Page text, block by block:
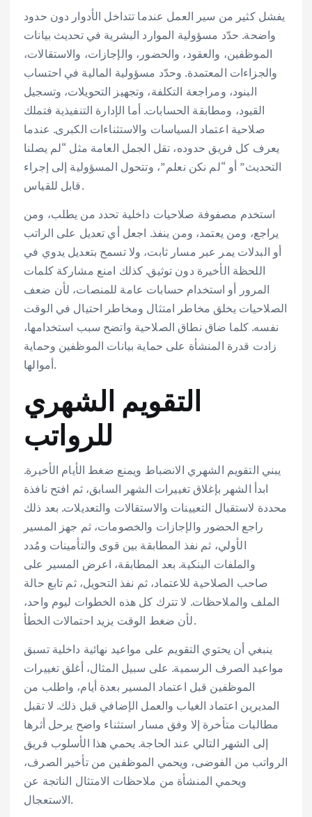
يفشل كثير من سير العمل عندما تتداخل الأدوار دون حدود
واضحة. حدّد مسؤولية الموارد البشرية في تحديث بيانات
الموظفين، والعقود، والحضور، والإجازات، والاستقالات،
والجزاءات المعتمدة. وحدّد مسؤولية المالية في احتساب
البنود، ومراجعة التكلفة، وتجهيز التحويلات، وتسجيل
القيود، ومطابقة الحسابات. أما الإدارة التنفيذية فتملك
صلاحية اعتماد السياسات والاستثناءات الكبرى. عندما
يعرف كل فريق حدوده، تقل الجمل العامة مثل “لم يصلنا
التحديث” أو “لم نكن نعلم”، وتتحول المسؤولية إلى إجراء
قابل للقياس.
استخدم مصفوفة صلاحيات داخلية تحدد من يطلب، ومن
يراجع، ومن يعتمد، ومن ينفذ. اجعل أي تعديل على الراتب
أو البدلات يمر عبر مسار ثابت، ولا تسمح بتعديل يدوي في
اللحظة الأخيرة دون توثيق. كذلك امنع مشاركة كلمات
المرور أو استخدام حسابات عامة للمنصات، لأن ضعف
الصلاحيات يخلق مخاطر امتثال ومخاطر احتيال في الوقت
نفسه. كلما ضاق نطاق الصلاحية واتضح سبب استخدامها،
زادت قدرة المنشأة على حماية بيانات الموظفين وحماية
أموالها.
التقويم الشهري
للرواتب
يبني التقويم الشهري الانضباط ويمنع ضغط الأيام الأخيرة.
ابدأ الشهر بإغلاق تغييرات الشهر السابق، ثم افتح نافذة
محددة لاستقبال التعيينات والاستقالات والتعديلات. بعد ذلك
راجع الحضور والإجازات والخصومات، ثم جهز المسير
الأولي، ثم نفذ المطابقة بين قوى والتأمينات ومُدد
والملفات البنكية. بعد المطابقة، اعرض المسير على
صاحب الصلاحية للاعتماد، ثم نفذ التحويل، ثم تابع حالة
الملف والملاحظات. لا تترك كل هذه الخطوات ليوم واحد،
لأن ضغط الوقت يزيد احتمالات الخطأ.
ينبغي أن يحتوي التقويم على مواعيد نهائية داخلية تسبق
مواعيد الصرف الرسمية. على سبيل المثال، أغلق تغييرات
الموظفين قبل اعتماد المسير بعدة أيام، واطلب من
المديرين اعتماد الغياب والعمل الإضافي قبل ذلك. لا تقبل
مطالبات متأخرة إلا وفق مسار استثناء واضح يرحل أثرها
إلى الشهر التالي عند الحاجة. يحمي هذا الأسلوب فريق
الرواتب من الفوضى، ويحمي الموظفين من تأخير الصرف،
ويحمي المنشأة من ملاحظات الامتثال الناتجة عن
الاستعجال.